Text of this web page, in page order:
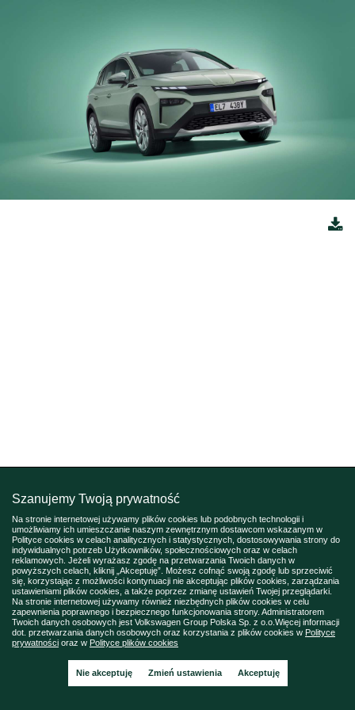
Szanujemy Twoją prywatność
Na stronie internetowej używamy plików cookies lub podobnych technologii i
umożliwiamy ich umieszczanie naszym zewnętrznym dostawcom wskazanym w
Polityce cookies w celach analitycznych i statystycznych, dostosowywania strony do
indywidualnych potrzeb Użytkowników, społecznościowych oraz w celach
reklamowych. Jeżeli wyrażasz zgodę na przetwarzania Twoich danych w
powyższych celach, kliknij „Akceptuję”. Możesz cofnąć swoją zgodę lub sprzeciwić
się, korzystając z możliwości kontynuacji nie akceptując plików cookies, zarządzania
ustawieniami plików cookies, a także poprzez zmianę ustawień Twojej przeglądarki.
Na stronie internetowej używamy również niezbędnych plików cookies w celu
zapewnienia poprawnego i bezpiecznego funkcjonowania strony. Administratorem
Twoich danych osobowych jest Volkswagen Group Polska Sp. z o.o.Więcej informacji
dot. przetwarzania danych osobowych oraz korzystania z plików cookies w Polityce
prywatności oraz w Polityce plików cookies
Nie akceptuję Zmień ustawienia Akceptuję